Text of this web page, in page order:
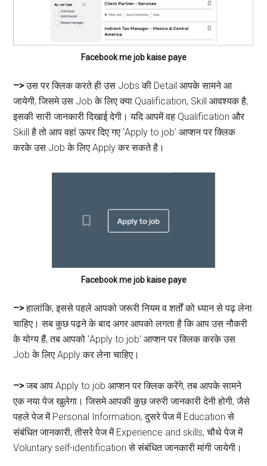
Facebook me job kaise paye
–>उस पर क्लिक करते ही उस Jobs की Detail आपके सामने आ
जायेगी, जिसमे उस Job के लिए क्या Qualification, Skill आवश्यक है,
इसकी सारी जानकारी दिखाई देगी। यदि आपमें वह Qualification और
Skill है तो आप वहां ऊपर दिए गए ‘Apply to job’ आप्शन पर क्लिक
करके उस Job के लिए Apply कर सकते है।
Facebook me job kaise paye
–>हालांकि, इससे पहले आपको जरूरी नियम व शर्तों को ध्यान से पढ़ लेना
चाहिए। सब कुछ पढ़ने के बाद अगर आपको लगता है कि आप उस नौकरी
के योग्य हैं, तब आपको ‘Apply to job’ आप्शन पर क्लिक करके उस
Job के लिए Apply कर लेना चाहिए।
–>जब आप Apply to job आप्शन पर क्लिक करेंगे, तब आपके सामने
एक नया पेज खुलेगा। जिसमे आपकी कुछ जरुरी जानकारी देनी होगी, जैसे
पहले पेज में Personal Information, दुसरे पेज में Education से
संबंधित जानकारी, तीसरे पेज में Experience and skills, चौथे पेज में
Voluntary self-identification से संबंधित जानकारी मांगी जायेगी।